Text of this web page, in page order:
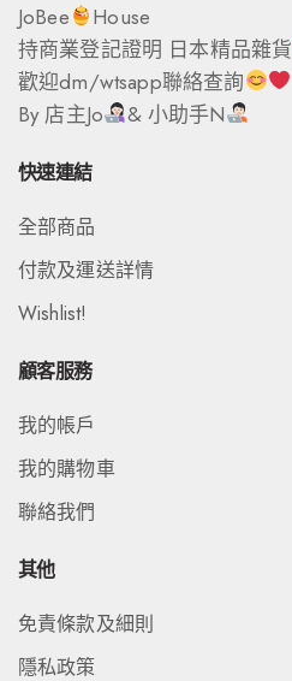
JoBee
House
持商業登記證明 日本精品雜貨
歡迎dm/wtsapp聯絡查詢
By 店主Jo
& 小助手N
快速連結
全部商品
付款及運送詳情
Wishlist!
顧客服務
我的帳戶
我的購物車
聯絡我們
其他
免責條款及細則
隱私政策